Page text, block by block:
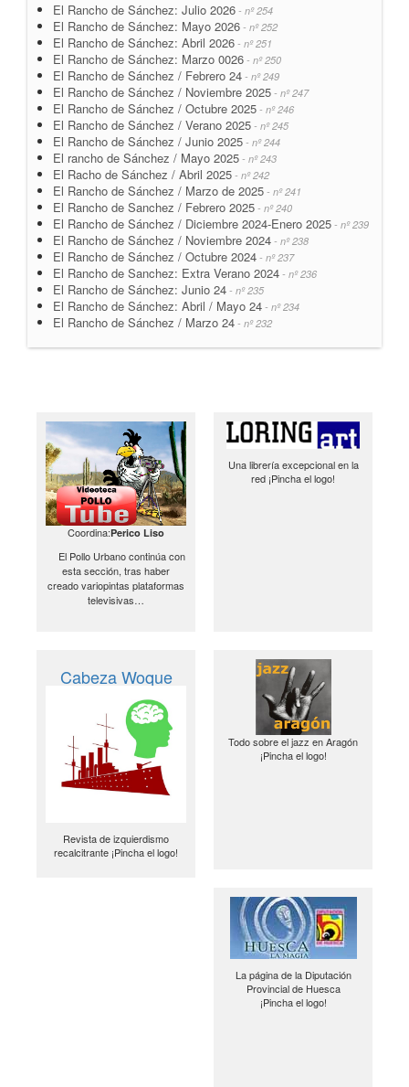
El Rancho de Sánchez: Julio 2026 - nº 254
El Rancho de Sánchez: Mayo 2026 - nº 252
El Rancho de Sánchez: Abril 2026 - nº 251
El Rancho de Sánchez: Marzo 0026 - nº 250
El Rancho de Sánchez / Febrero 24 - nº 249
El Rancho de Sánchez / Noviembre 2025 - nº 247
El Rancho de Sánchez / Octubre 2025 - nº 246
El Rancho de Sánchez / Verano 2025 - nº 245
El Rancho de Sánchez / Junio 2025 - nº 244
El rancho de Sánchez / Mayo 2025 - nº 243
El Racho de Sánchez / Abril 2025 - nº 242
El Rancho de Sánchez / Marzo de 2025 - nº 241
El Rancho de Sanchez / Febrero 2025 - nº 240
El Rancho de Sánchez / Diciembre 2024-Enero 2025 - nº 239
El Rancho de Sánchez / Noviembre 2024 - nº 238
El Rancho de Sánchez / Octubre 2024 - nº 237
El Rancho de Sanchez: Extra Verano 2024 - nº 236
El Rancho de Sánchez: Junio 24 - nº 235
El Rancho de Sánchez: Abril / Mayo 24 - nº 234
El Rancho de Sánchez / Marzo 24 - nº 232
Coordina:Perico Liso
El Pollo Urbano continúa con
esta sección, tras haber
creado variopintas plataformas
televisivas…
Una librería excepcional en la
red ¡Pincha el logo!
Cabeza Woque
Revista de izquierdismo
recalcitrante ¡Pincha el logo!
Todo sobre el jazz en Aragón
¡Pincha el logo!
La página de la Diputación
Provincial de Huesca
¡Pincha el logo!